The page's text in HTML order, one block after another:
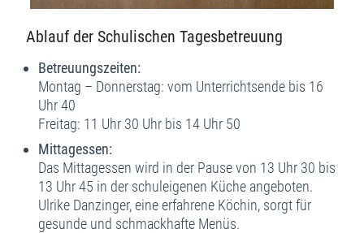
Ablauf der Schulischen Tagesbetreuung
Betreuungszeiten:
Montag – Donnerstag: vom Unterrichtsende bis 16
Uhr 40
Freitag: 11 Uhr 30 Uhr bis 14 Uhr 50
Mittagessen:
Das Mittagessen wird in der Pause von 13 Uhr 30 bis
13 Uhr 45 in der schuleigenen Küche angeboten.
Ulrike Danzinger, eine erfahrene Köchin, sorgt für
gesunde und schmackhafte Menüs.